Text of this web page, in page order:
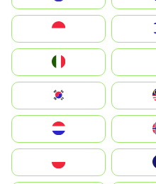
South Korea